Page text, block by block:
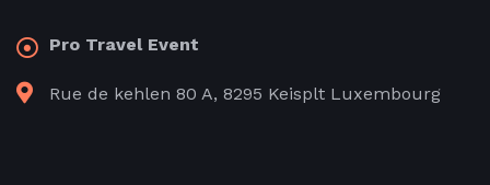
Pro Travel Event
Rue de kehlen 80 A, 8295 Keisplt Luxembourg